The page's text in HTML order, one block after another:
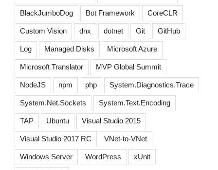
BlackJumboDog Bot Framework CoreCLR
Custom Vision dnx dotnet Git GitHub
Log Managed Disks Microsoft Azure
Microsoft Translator MVP Global Summit
NodeJS npm php System.Diagnostics.Trace
System.Net.Sockets System.Text.Encoding
TAP Ubuntu Visual Studio 2015
Visual Studio 2017 RC VNet-to-VNet
Windows Server WordPress xUnit